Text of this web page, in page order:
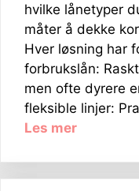
hvilke lånetyper
måter å dekke
Hver løsning har
forbrukslån:
men ofte dyrere
fleksible linjer:
Les mer